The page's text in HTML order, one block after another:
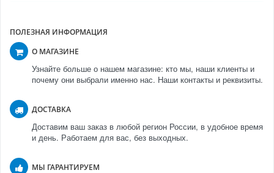
ПОЛЕЗНАЯ ИНФОРМАЦИЯ
О МАГАЗИНЕ
Узнайте больше о нашем магазине: кто мы, наши клиенты и
почему они выбрали именно нас. Наши контакты и реквизиты.
ДОСТАВКА
Доставим ваш заказ в любой регион России, в удобное время
и день. Работаем для вас, без выходных.
МЫ ГАРАНТИРУЕМ